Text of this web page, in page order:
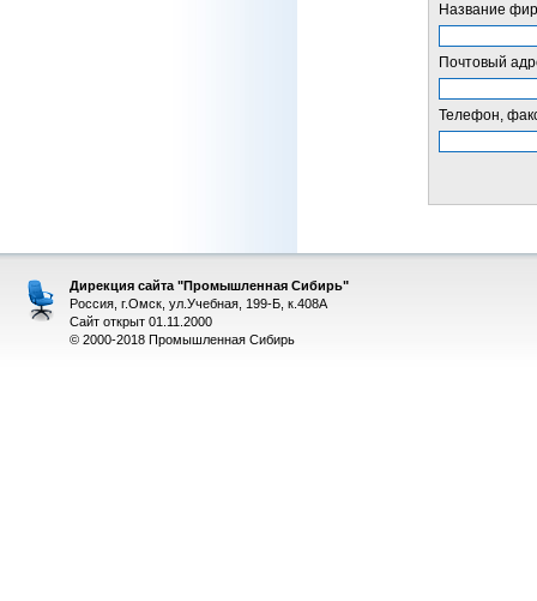
Название
Почтовый
Телефон,
Дирекция сайта "Промышленная Сибирь"
Россия, г.Омск, ул.Учебная, 199-Б, к.408А
Сайт открыт 01.11.2000
© 2000-2018 Промышленная Сибирь